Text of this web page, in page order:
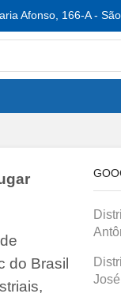
Afonso, 166-A -
do Brasil
José